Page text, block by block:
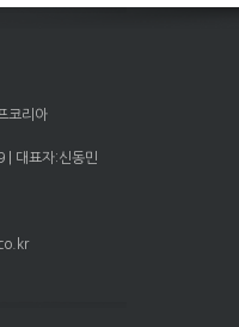
코리아
대표자:신동민